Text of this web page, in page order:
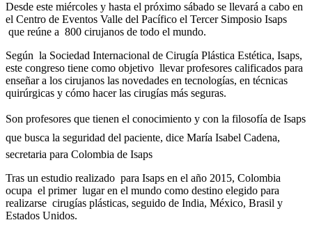
Desde este miércoles y hasta el próximo sábado se llevará a cabo en
el Centro de Eventos Valle del Pacífico el Tercer Simposio Isaps
que reúne a 800 cirujanos de todo el mundo.
Según la Sociedad Internacional de Cirugía Plástica Estética, Isaps,
este congreso tiene como objetivo llevar profesores calificados para
enseñar a los cirujanos las novedades en tecnologías, en técnicas
quirúrgicas y cómo hacer las cirugías más seguras.
Son profesores que tienen el conocimiento y con la filosofía de Isaps
que busca la seguridad del paciente, dice María Isabel Cadena,
secretaria para Colombia de Isaps
Tras un estudio realizado para Isaps en el año 2015, Colombia
ocupa el primer lugar en el mundo como destino elegido para
realizarse cirugías plásticas, seguido de India, México, Brasil y
Estados Unidos.